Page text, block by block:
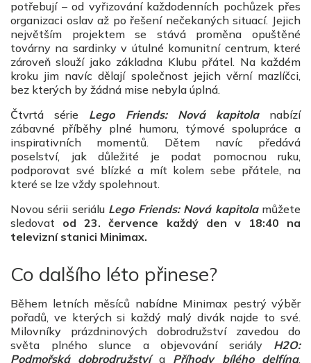
potřebují – od vyřizování každodenních pochůzek přes
organizaci oslav až po řešení nečekaných situací. Jejich
největším projektem se stává proměna opuštěné
továrny na sardinky v útulné komunitní centrum, které
zároveň slouží jako základna Klubu přátel. Na každém
kroku jim navíc dělají společnost jejich věrní mazlíčci,
bez kterých by žádná mise nebyla úplná.
Čtvrtá série Lego Friends: Nová kapitolanabízí
zábavné příběhy plné humoru, týmové spolupráce a
inspirativních momentů. Dětem navíc předává
poselství, jak důležité je podat pomocnou ruku,
podporovat své blízké a mít kolem sebe přátele, na
které se lze vždy spolehnout.
Novou sérii seriálu Lego Friends: Nová kapitola můžete
sledovat od 23. července každý den v 18:40 na
televizní stanici Minimax.
Co dalšího léto přinese?
Během letních měsíců nabídne Minimax pestrý výběr
pořadů, ve kterých si každý malý divák najde to své.
Milovníky prázdninových dobrodružství zavedou do
světa plného slunce a objevování seriály H2O:
Podmořská dobrodružství a Příhody bílého delfína,